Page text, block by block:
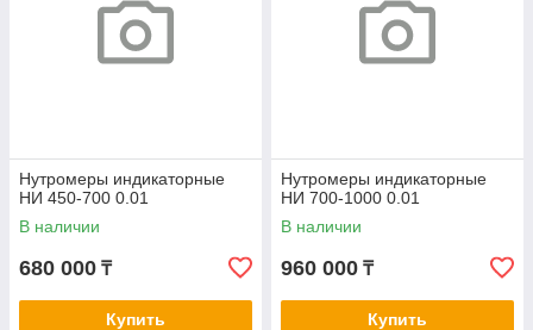
Нутромеры индикаторные
НИ 450-700 0.01
В наличии
680 000 ₸
Купить
Нутромеры индикаторные
НИ 700-1000 0.01
В наличии
960 000 ₸
Купить